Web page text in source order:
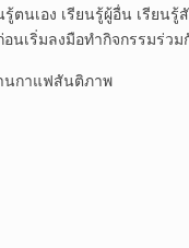
อง เรียนรู้ผู้อื่น เรียนรู้สั
นเริ่มลงมือทำกิจกรรมร่วม
กาแฟสันติภาพ